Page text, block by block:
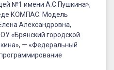
№1 имени А.С.Пушкина»,
КОМПАС. Модель
Александровна,
«Брянский городской
— «Федеральный